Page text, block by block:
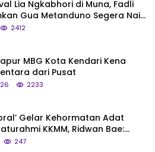
Lia Ngkabhori di Muna, Fadli
Gua Metanduno Segera Naik
Cagar Budaya Nasional
2412
MBG Kota Kendari Kena
dari Pusat
2233
Gelar Kehormatan Adat
KKMM, Ridwan Bae:
Tipe Begitu, Belum Pantas!
247